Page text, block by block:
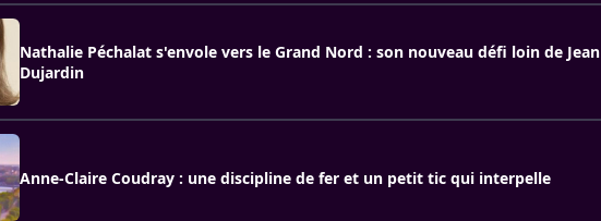
Nathalie Péchalat s'envole vers le Grand Nord : son nouveau défi loin de Jean
Dujardin
Anne-Claire Coudray : une discipline de fer et un petit tic qui interpelle